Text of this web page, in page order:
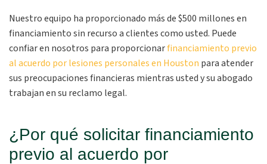
Nuestro equipo ha proporcionado más de $500 millones en
financiamiento sin recurso a clientes como usted. Puede
confiar en nosotros para proporcionarfinanciamiento previo
al acuerdo por lesiones personales en Houston para atender
sus preocupaciones financieras mientras usted y su abogado
trabajan en su reclamo legal.
¿Por qué solicitar financiamiento
previo al acuerdo por